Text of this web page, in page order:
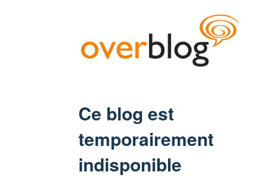
Ce blog est
temporairement
indisponible